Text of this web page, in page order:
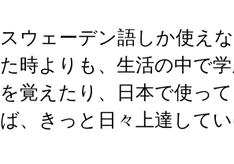
スウェーデン語しか使え
た時よりも、生活の中で
を覚えたり、日本で使っ
ば、きっと日々上達して